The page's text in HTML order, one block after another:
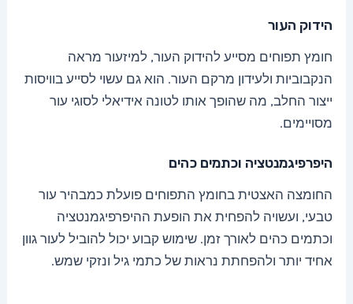
הידוק העור
חומץ תפוחים מסייע להידוק העור, למיזעור מראה
הנקבוביות ולעידון מרקם העור. הוא גם עשוי לסייע בוויסות
ייצור החלב, מה שהופך אותו לטונה אידיאלי לסוגי עור
מסויימים.
היפרפיגמנטציה וכתמים כהים
החומצה האצטית בחומץ התפוחים פועלת כמבהיר עור
טבעי, ועשויה להפחית את הופעת ההיפרפיגמנטציה
וכתמים כהים לאורך זמן. שימוש קבוע יכול להוביל לעור גוון
אחיד יותר ולהפחתת נראות של כתמי גיל ונזקי שמש.